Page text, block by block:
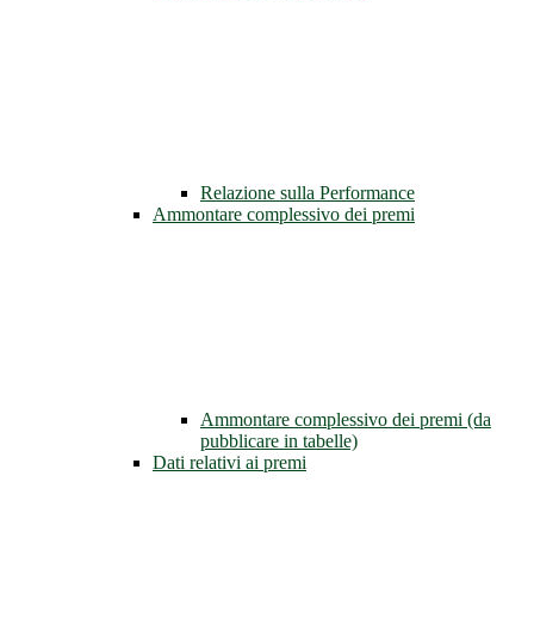
Relazione sulla Performance
Ammontare complessivo dei premi
Ammontare complessivo dei premi (da
pubblicare in tabelle)
Dati relativi ai premi